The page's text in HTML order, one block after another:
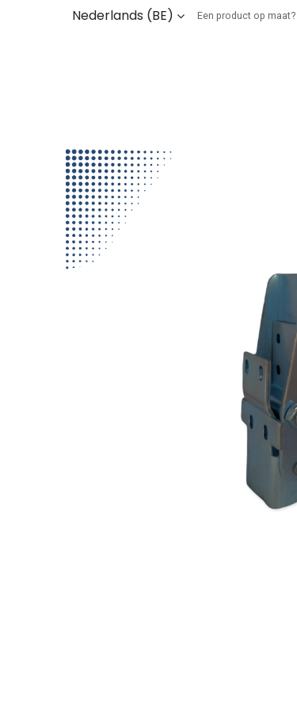
Overslaan naar inhoudNederlands (BE) Een product op maat?